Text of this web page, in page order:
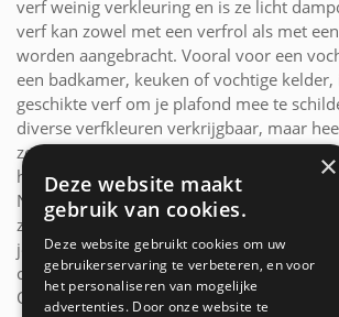
verf weinig verkleuring en is ze licht
verf kan zowel met een verfrol als met
worden aangebracht. Vooral voor een
een badkamer, keuken of vochtige
geschikte verf om je plafond mee te
diverse verfkleuren verkrijgbaar, maar
zeer lichte eigele kleurtint, hetgeen een
hebben op het beoogde resultaat bij witte
Niet alle acrylaat verven zijn ook
zeker naar de technische gegevens van
je plafond te laten schilderen met acrylaat
contact op met onze ervaren schilders uit
Oud-Turnhout voor offertes of verdere
×
Deze website maakt
gebruik van cookies.
Deze website gebruikt cookies om uw
gebruikerservaring te verbeteren, en voor
het personaliseren van mogelijke
advertenties. Door onze website te